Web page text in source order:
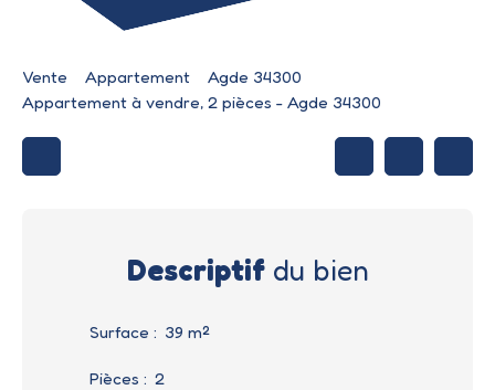
Vente Appartement
Agde 34300
Appartement à vendre, 2 pièces - Agde 34300
Descriptifdu bien
Surface : 39 m²
Pièces : 2